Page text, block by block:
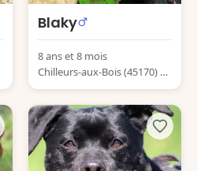
Blaky
8 ans et 8 mois
Chilleurs-aux-Bois (45170) Fr
ance